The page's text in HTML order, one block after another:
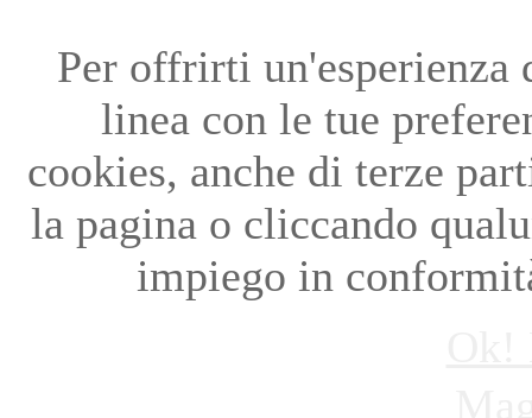
Per offrirti un'esperienza
linea con le tue
cookies, anche di terze
la pagina o cliccando
impiego in